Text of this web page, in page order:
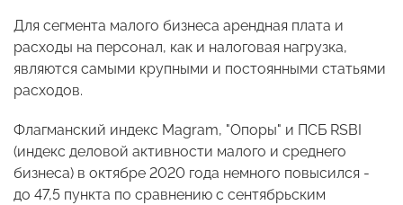
Для сегмента малого бизнеса арендная плата и
расходы на персонал, как и налоговая нагрузка,
являются самыми крупными и постоянными статьями
расходов.
Флагманский индекс Magram, "Опоры" и ПСБ RSBI
(индекс деловой активности малого и среднего
бизнеса) в октябре 2020 года немного повысился -
до 47,5 пункта по сравнению с сентябрьским